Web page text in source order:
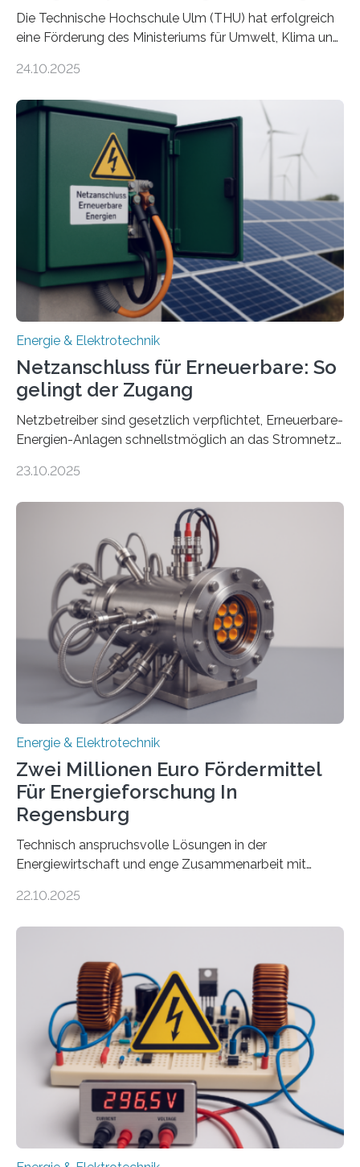
Die Technische Hochschule Ulm (THU) hat erfolgreich
eine Förderung des Ministeriums für Umwelt, Klima und
Forschungsprojekt „LAGER – Langzeitspeicherung in
Quartieren“ eingeworben. Ziel des Projekts ist die
Entwicklung, Erprobung und Demonstration von
Konzepten zur langfristigen Energiespeicherung in
sektorübergreifend vernetzten Energiesystemen. Das
Projekt startete am 15. Oktober 2025, hat eine Laufzeit
von drei Jahren und ein Gesamtvolumen von rund 2,9
Millionen Euro, wovon 2,6 Millionen Euro durch das
Ministerium für Umwelt, Klima und…
24.10.2025
Energie & Elektrotechnik
Netzanschluss für Erneuerbare: So
gelingt der Zugang
Netzbetreiber sind gesetzlich verpflichtet, Erneuerbare-
Energien-Anlagen schnellstmöglich an das Stromnetz
ermöglichen. Doch der dafür nötige Netzausbau hinkt
einem „Anschlussstau“. Die Stiftung
Umweltenergierecht hat den Rechtsrahmen in einem
neuen Bericht für die Praxis eingeordnet – inklusive der
Rolle von flexiblen Netzanschlussvereinbarungen. Der
Netzanschluss von Erneuerbare-Energien-Anlagen
(EE-Anlagen) ist entscheidend für die Energiewende.
Denn ohne Anschluss an das Netz kann kein Strom
eingespeist werden. Nach dem Erneuerbare-Energien-
Gesetz (EEG) sind Netzbetreiber…
23.10.2025
Energie & Elektrotechnik
Zwei Millionen Euro Fördermittel
Für Energieforschung In
Regensburg
Technisch anspruchsvolle Lösungen in der
Energiewirtschaft und enge Zusammenarbeit mit
neuen EU-geförderten Transfer-Projekte zu
Energietechnologien werden vom Europäischen
Sozialfonds Plus (ESF+) gefördert – mit einer
Gesamtsumme von mehr als zwei Millionen Euro.
Damit zählt die Hochschule zu den großen
Gewinnerinnen der aktuellen Förderrunde des
Bayerischen Wissenschaftsministeriums. Im
Mittelpunkt steht der direkte Wissenstransfer: Neue
wissenschaftliche Erkenntnisse sollen rasch in die
22.10.2025